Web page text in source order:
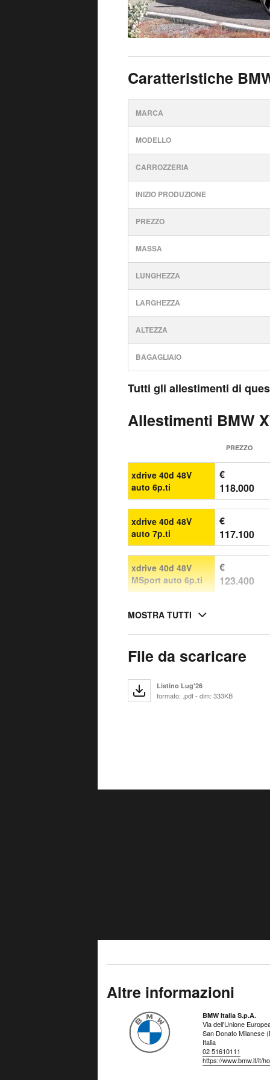
Caratteristiche
MARCA
MODELLO
CARROZZERIA
INIZIO PRODUZIONE
PREZZO
MASSA
LUNGHEZZA
LARGHEZZA
ALTEZZA
BAGAGLIAIO
Tutti gli allestimenti di
Allestimenti BMW
PREZZO
xdrive 40d 48V
auto 6p.ti
€
118.000
xdrive 40d 48V
auto 7p.ti
€
117.100
xdrive 40d 48V
MSport auto 6p.ti
€
123.400
MOSTRA TUTTI
File da scaricare
Listino Lug'26
formato: .pdf - dim: 333KB
Altre informazioni
BMW Italia S.p.A.
Via dell'Unione
San Donato Milanese
Italia
02 51610111
https://www.bmw.it/it/